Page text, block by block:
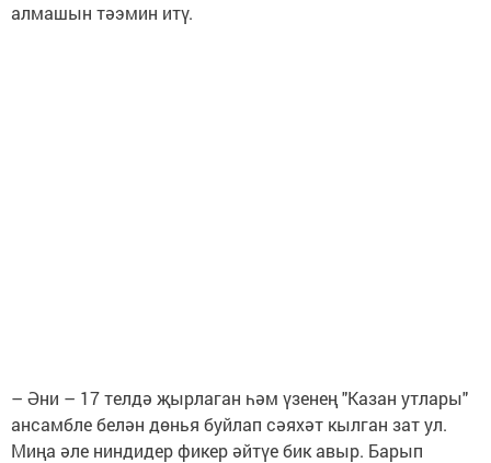
алмашын тәэмин итү.
​– Әни – 17 телдә җырлаган һәм үзенең "Казан утлары"
ансамбле белән дөнья буйлап сәяхәт кылган зат ул.
Миңа әле ниндидер фикер әйтүе бик авыр. Барып